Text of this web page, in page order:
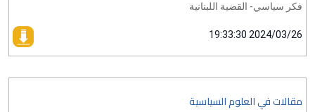
فكر سياسي- القضية اللبنانية
2024/03/26 19:33:30
مقالات في العلوم السياسية